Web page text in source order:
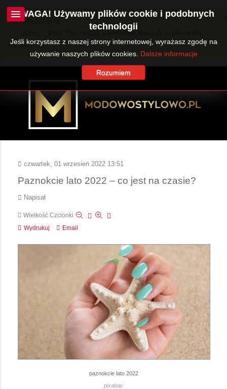
Ostrzeżenie
JUser::_load: Nie można załadować danych użytkownika o
ID: 360.
czwartek, 01 wrzesień 2022 13:51
Paznokcie lato 2022 – co jest na czasie?
Napisał
Wielkość Czcionki
Wydrukuj
Email
paznokcie lato 2022
pixabay
UWAGA! Używamy plików cookie i podobnych
technologii
Jeśli korzystasz z naszej strony internetowej, wyrażasz zgodę na
używanie naszych plików cookies. Dalsze informacje
Rozumiem